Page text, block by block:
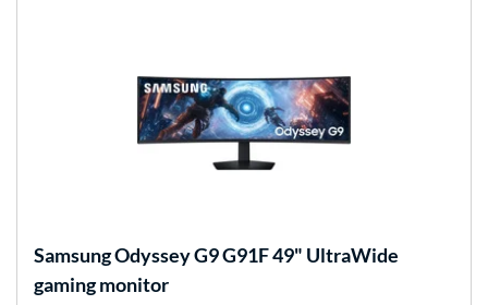
SamsungOdyssey G9 G91F 49" UltraWide
gaming monitor